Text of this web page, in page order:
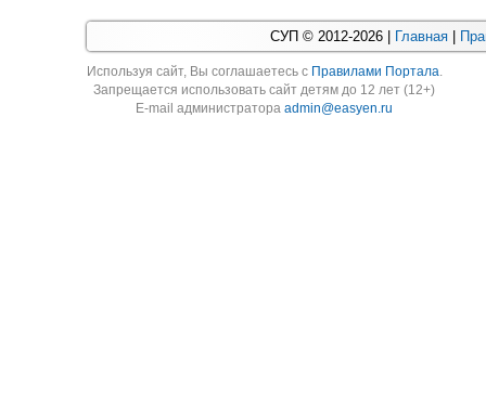
СУП © 2012-2026 | Главная
Используя cайт, Вы соглашаетесь с Правилами Портала.
Запрещается использовать сайт детям до 12 лет (12+)
E-mail администратораadmin@easyen.ru